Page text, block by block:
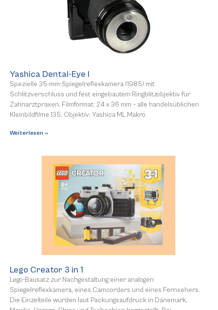
Yashica Dental-Eye I
Spezielle 35-mm-Spiegelreflexkamera (1985) mit
Schlitzverschluss und fest eingebautem Ringblitzobjektiv für
Zahnarztpraxen. Filmformat: 24 x 36 mm – alle handelsüblichen
Kleinbildfilme 135. Objektiv: Yashica ML Makro
Weiterlesen »
Lego Creator 3 in 1
Lego-Bausatz zur Nachgestaltung einer analogen
Spiegelreflexkamera, eines Camcorders und eines Fernsehers.
Die Einzelteile wurden laut Packungsaufdruck in Dänemark,